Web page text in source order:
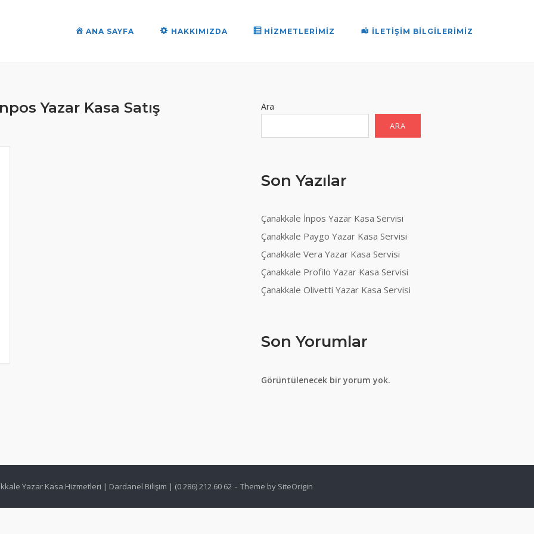
ANA SAYFA HAKKIMIZDA HIZMETLERIMIZ İLETIŞIM BILGILERIMIZ
Yazar Kasa Satış Ara
ARA
Son Yazılar
Çanakkale İnpos Yazar Kasa Servisi
Çanakkale Paygo Yazar Kasa Servisi
Çanakkale Vera Yazar Kasa Servisi
Çanakkale Profilo Yazar Kasa Servisi
Çanakkale Olivetti Yazar Kasa Servisi
Son Yorumlar
Görüntülenecek bir yorum yok.
Yazar Kasa Hizmetleri | Dardanel Bilişim | (0 286) 212 60 62 Theme by SiteOrigin